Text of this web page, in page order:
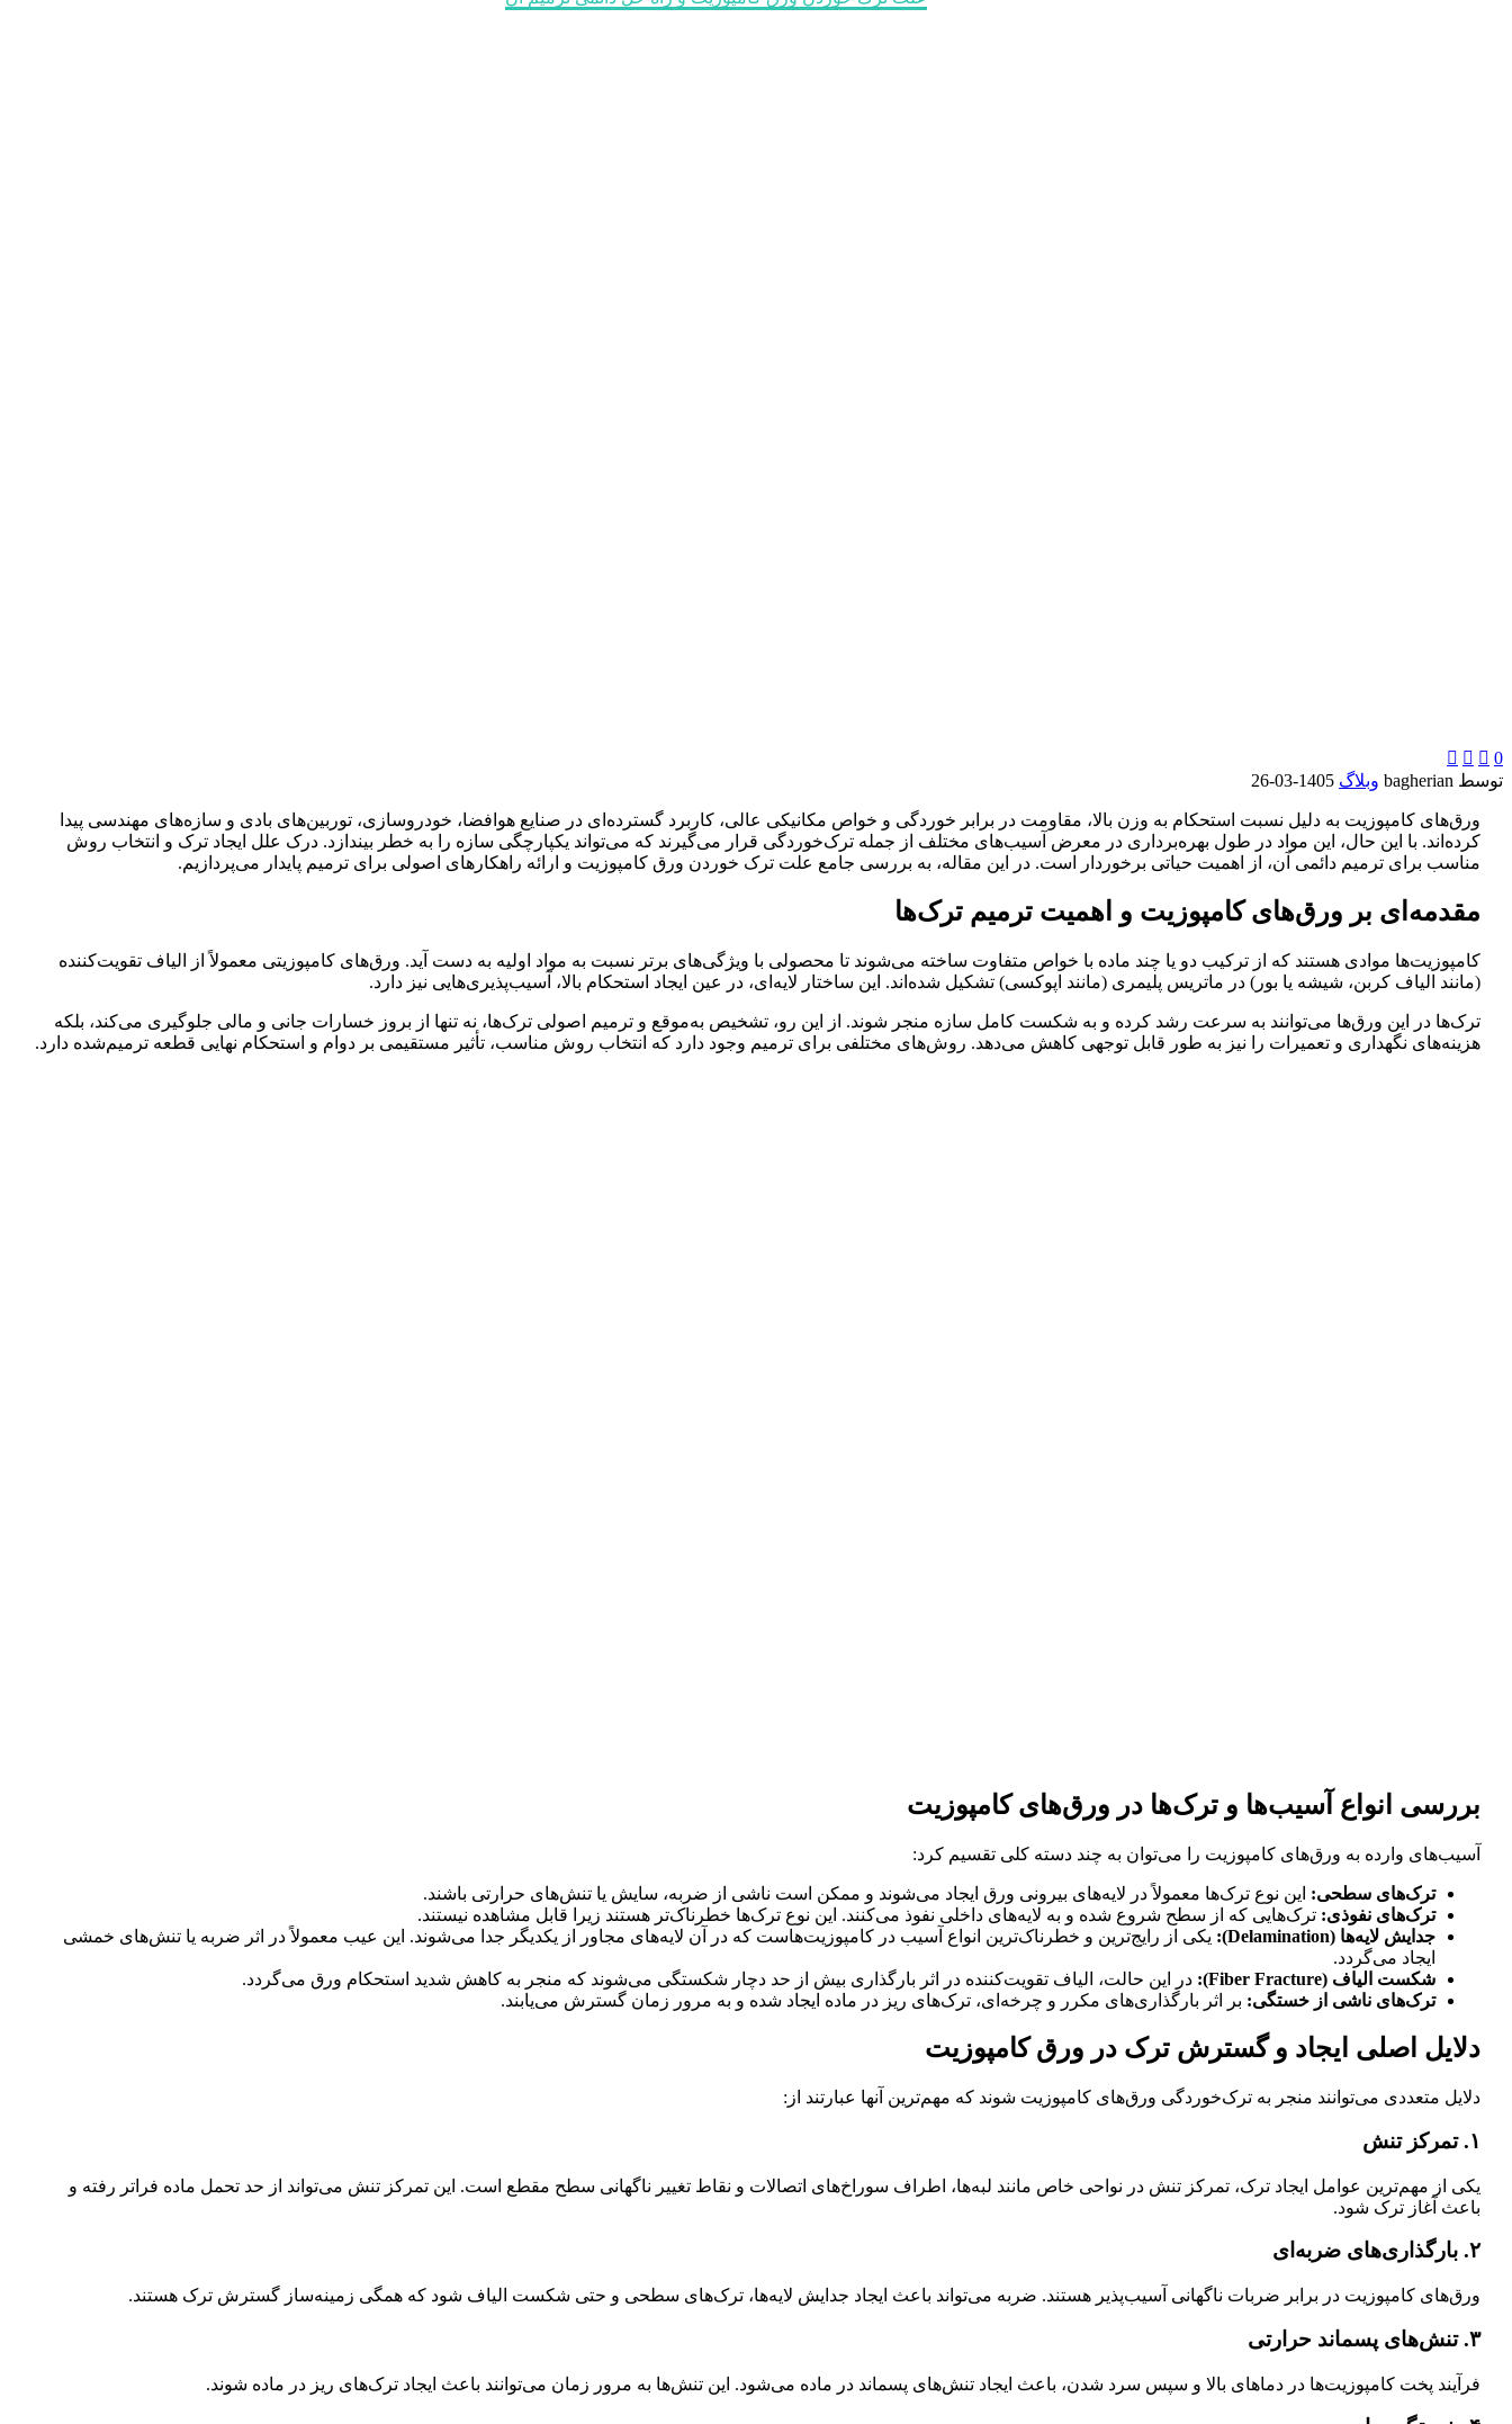
0
  
توسط bagherian
وبلاگ 1405-03-26
ورق‌های کامپوزیت به دلیل نسبت استحکام به وزن بالا، مقاومت در برابر خوردگی و خواص مکانیکی عالی، کاربرد گسترده‌ای در صنایع هوافضا، خودروسازی، توربین‌های بادی و سازه‌های مهندسی پیدا
کرده‌اند. با این حال، این مواد در طول بهره‌برداری در معرض آسیب‌های مختلف از جمله ترک‌خوردگی قرار می‌گیرند که می‌تواند یکپارچگی سازه را به خطر بیندازد. درک علل ایجاد ترک و انتخاب روش
مناسب برای ترمیم دائمی آن، از اهمیت حیاتی برخوردار است. در این مقاله، به بررسی جامع علت ترک خوردن ورق کامپوزیت و ارائه راهکارهای اصولی برای ترمیم پایدار می‌پردازیم.
مقدمه‌ای بر ورق‌های کامپوزیت و اهمیت ترمیم ترک‌ها
کامپوزیت‌ها موادی هستند که از ترکیب دو یا چند ماده با خواص متفاوت ساخته می‌شوند تا محصولی با ویژگی‌های برتر نسبت به مواد اولیه به دست آید. ورق‌های کامپوزیتی معمولاً از الیاف تقویت‌کننده
(مانند الیاف کربن، شیشه یا بور) در ماتریس پلیمری (مانند اپوکسی) تشکیل شده‌اند. این ساختار لایه‌ای، در عین ایجاد استحکام بالا، آسیب‌پذیری‌هایی نیز دارد.
ترک‌ها در این ورق‌ها می‌توانند به سرعت رشد کرده و به شکست کامل سازه منجر شوند. از این رو، تشخیص به‌موقع و ترمیم اصولی ترک‌ها، نه تنها از بروز خسارات جانی و مالی جلوگیری می‌کند، بلکه
هزینه‌های نگهداری و تعمیرات را نیز به طور قابل توجهی کاهش می‌دهد. روش‌های مختلفی برای ترمیم وجود دارد که انتخاب روش مناسب، تأثیر مستقیمی بر دوام و استحکام نهایی قطعه ترمیم‌شده دارد.
بررسی انواع آسیب‌ها و ترک‌ها در ورق‌های کامپوزیت
آسیب‌های وارده به ورق‌های کامپوزیت را می‌توان به چند دسته کلی تقسیم کرد:
ترک‌های سطحی: این نوع ترک‌ها معمولاً در لایه‌های بیرونی ورق ایجاد می‌شوند و ممکن است ناشی از ضربه، سایش یا تنش‌های حرارتی باشند.
ترک‌های نفوذی: ترک‌هایی که از سطح شروع شده و به لایه‌های داخلی نفوذ می‌کنند. این نوع ترک‌ها خطرناک‌تر هستند زیرا قابل مشاهده نیستند.
جدایش لایه‌ها (Delamination):
یکی از رایج‌ترین و خطرناک‌ترین انواع آسیب در کامپوزیت‌هاست که در آن لایه‌های مجاور از یکدیگر جدا می‌شوند. این عیب معمولاً در اثر ضربه یا تنش‌های خمشی
ایجاد می‌گردد.
شکست الیاف (Fiber Fracture):
در این حالت، الیاف تقویت‌کننده در اثر بارگذاری بیش از حد دچار شکستگی می‌شوند که منجر به کاهش شدید استحکام ورق می‌گردد.
ترک‌های ناشی از خستگی: بر اثر بارگذاری‌های مکرر و چرخه‌ای، ترک‌های ریز در ماده ایجاد شده و به مرور زمان گسترش می‌یابند.
دلایل اصلی ایجاد و گسترش ترک در ورق کامپوزیت
دلایل متعددی می‌توانند منجر به ترک‌خوردگی ورق‌های کامپوزیت شوند که مهم‌ترین آنها عبارتند از:
۱. تمرکز تنش
یکی از مهم‌ترین عوامل ایجاد ترک، تمرکز تنش در نواحی خاص مانند لبه‌ها، اطراف سوراخ‌های اتصالات و نقاط تغییر ناگهانی سطح مقطع است. این تمرکز تنش می‌تواند از حد تحمل ماده فراتر رفته و
باعث آغاز ترک شود.
۲. بارگذاری‌های ضربه‌ای
ورق‌های کامپوزیت در برابر ضربات ناگهانی آسیب‌پذیر هستند. ضربه می‌تواند باعث ایجاد جدایش لایه‌ها، ترک‌های سطحی و حتی شکست الیاف شود که همگی زمینه‌ساز گسترش ترک هستند.
۳. تنش‌های پسماند حرارتی
فرآیند پخت کامپوزیت‌ها در دماهای بالا و سپس سرد شدن، باعث ایجاد تنش‌های پسماند در ماده می‌شود. این تنش‌ها به مرور زمان می‌توانند باعث ایجاد ترک‌های ریز در ماده شوند.